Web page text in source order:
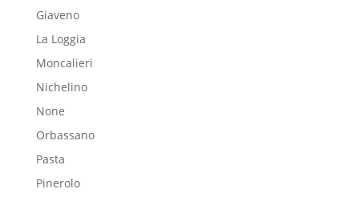
Giaveno
La Loggia
Moncalieri
Nichelino
None
Orbassano
Pasta
Pinerolo